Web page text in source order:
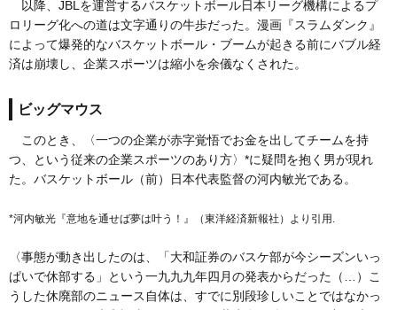
以降、JBLを運営するバスケットボール日本リーグ機構によるプ
ロリーグ化への道は文字通りの牛歩だった。漫画『スラムダンク』
によって爆発的なバスケットボール・ブームが起きる前にバブル経
済は崩壊し、企業スポーツは縮小を余儀なくされた。
ビッグマウス
このとき、〈一つの企業が赤字覚悟でお金を出してチームを持
つ、という従来の企業スポーツのあり方〉*に疑問を抱く男が現れ
た。バスケットボール（前）日本代表監督の河内敏光である。
*河内敏光『意地を通せば夢は叶う！』（東洋経済新報社）より引用.
〈事態が動き出したのは、「大和証券のバスケ部が今シーズンいっ
ぱいで休部する」という一九九九年四月の発表からだった（…）こ
うした休廃部のニュース自体は、すでに別段珍しいことではなかっ